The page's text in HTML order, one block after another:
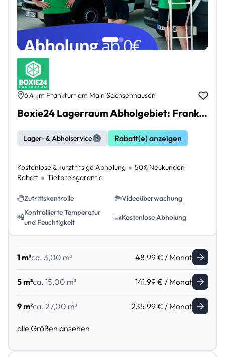
6,4 km Frankfurt am Main Sachsenhausen
Boxie24 Lagerraum Abholgebiet: Frankfurt am Main Sachsenhausen
Lager- & Abholservice Rabatt(e) anzeigen
Kostenlose & kurzfritsige Abholung
50% Neukunden-
Rabatt
Tiefpreisgarantie
Zutrittskontrolle
Videoüberwachung
Kontrollierte Temperatur
und Feuchtigkeit
Kostenlose Abholung
1 m²ca. 3,00 m³ 48.99 € / Monat
5 m²ca. 15,00 m³ 141.99 € / Monat
9 m²ca. 27,00 m³ 235.99 € / Monat
alle Größen ansehen